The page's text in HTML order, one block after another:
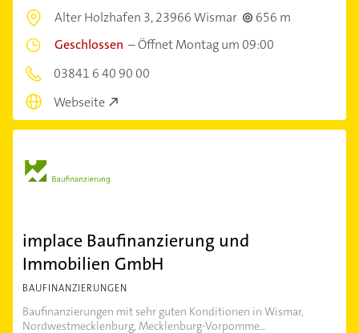
Alter Holzhafen 3,23966 Wismar
656 m
Geschlossen –Öffnet Montag um 09:00
03841 6 40 90 00
Webseite
implace Baufinanzierung und
Immobilien GmbH
BAUFINANZIERUNGEN
Baufinanzierungen mit sehr guten Konditionen in Wismar,
Nordwestmecklenburg, Mecklenburg-Vorpomme...